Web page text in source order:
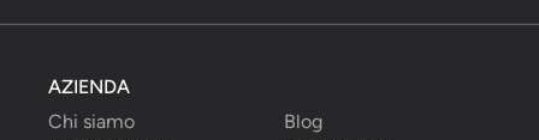
AZIENDA
Chi siamo
Blog